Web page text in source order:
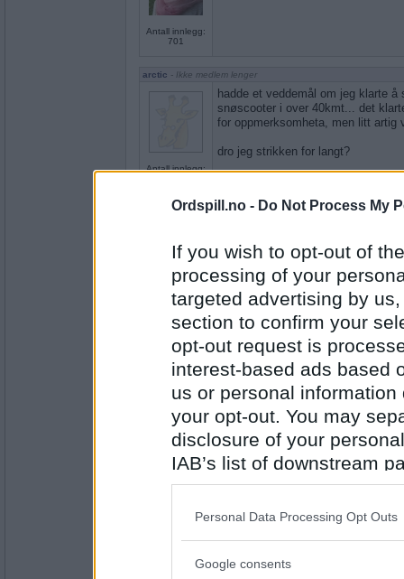
Ordspill.no - Do Not Process My
If you wish to opt-out of
processing of your
targeted advertising by
section to confirm your
opt-out request is
interest-based ads based
us or personal
your opt-out. You may
disclosure of your
IAB’s list of downstream
also be disclosed by us
Downstream Participants
Please note that this
Personal Data Processing Opt Outs
Google consents
Antall innlegg:
701
arctic - Ikke medlem lenger
Antall innlegg:
hadde et veddemål om jeg klarte
snøscooter i over 40kmt... det
for oppmerksomheta, men litt artig
dro jeg strikken for langt?
- Ikke medlem lenger
Antall innlegg:
Føler du deg litt "uglete" noen
Antall innlegg:
Bare når jeg mangler en r.
Si meg; hva betyr adjø? Er det
Fidelma